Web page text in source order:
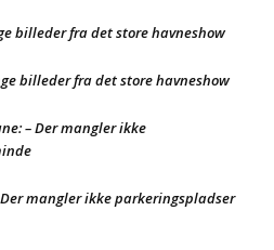
billeder fra det store havneshow
billeder fra det store havneshow
– Der mangler ikke
mangler ikke parkeringspladser